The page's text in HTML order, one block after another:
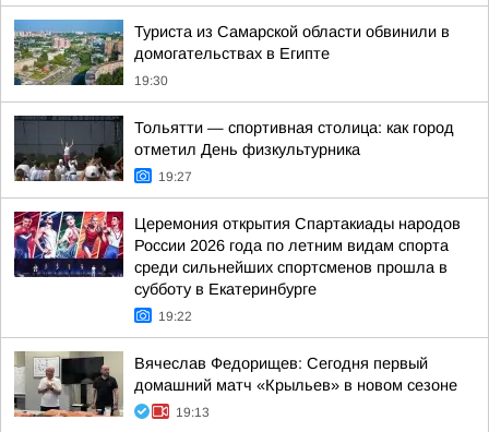
Туриста из Самарской области обвинили в
домогательствах в Египте
19:30
Тольятти — спортивная столица: как город
отметил День физкультурника
19:27
Церемония открытия Спартакиады народов
России 2026 года по летним видам спорта
среди сильнейших спортсменов прошла в
субботу в Екатеринбурге
19:22
Вячеслав Федорищев: Сегодня первый
домашний матч «Крыльев» в новом сезоне
19:13